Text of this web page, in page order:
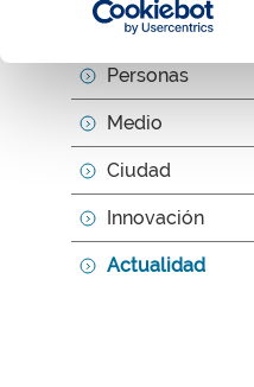
Sobre nosotros
Personas
Medio
Ciudad
Innovación
Actualidad